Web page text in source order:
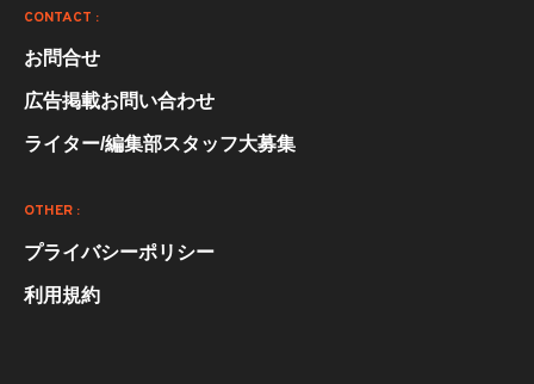
CONTACT :
お問合せ
広告掲載お問い合わせ
ライター/編集部スタッフ大募集
OTHER :
プライバシーポリシー
利用規約